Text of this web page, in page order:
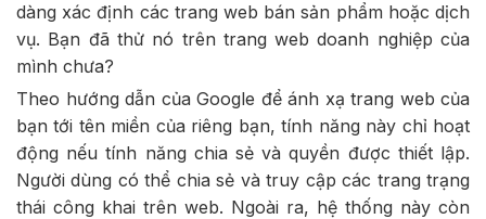
dàng xác định các trang web bán sản phẩm hoặc dịch
vụ. Bạn đã thử nó trên trang web doanh nghiệp của
mình chưa?
Theo hướng dẫn của Google để ánh xạ trang web của
bạn tới tên miền của riêng bạn, tính năng này chỉ hoạt
động nếu tính năng chia sẻ và quyền được thiết lập.
Người dùng có thể chia sẻ và truy cập các trang trạng
thái công khai trên web. Ngoài ra, hệ thống này còn